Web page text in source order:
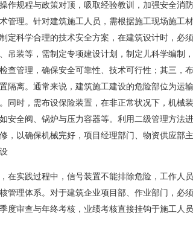
作规程与政策对顶，吸取经验教训，加强安全消
管理。针对建筑施工人员，需根据施工现场施工
定科学合理的技术安全方案，在建筑设计时，必
吊装等，需制定专项建设计划，制定儿科学编制
查管理，确保安全可靠性、技术可行性；其三，
隔离。通常来说，建筑施工建设的危险部位为运
同时，需布设保险装置，在非正常状况下，机械
安全阀、锅炉与压力容器等。利用二级管理方法
，以确保机械完好，项目经理部门、物资供应部
在实践过程中，信号装置不能排除危险，工作人
管理体系。对于建筑企业项目部、作业部门，必
度审查与年终考核，业绩考核直接挂钩于施工人